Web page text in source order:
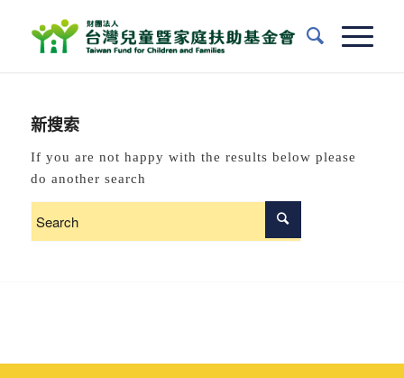
新搜索
If you are not happy with the results below please
do another search